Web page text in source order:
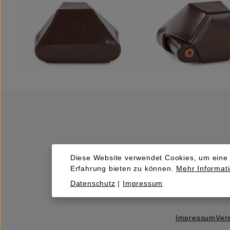
Impressum
Diese Website verwendet Cookies, um
Erfahrung bieten zu können. Mehr
Datenschutz | Impressum